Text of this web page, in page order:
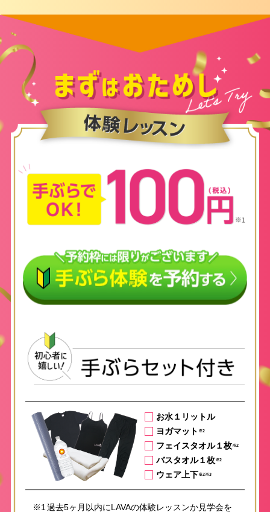
お水１リットル
ヨガマット ※2
フェイスタオル１枚※2
バスタオル１枚※2
ウェア上下※2※3
※1過去5ヶ月以内にLAVAの体験レッスンか見学会を